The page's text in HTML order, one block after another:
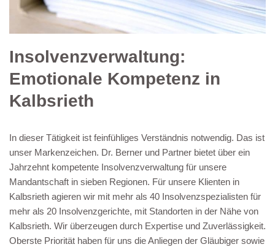
Insolvenzverwaltung:
Emotionale Kompetenz in
Kalbsrieth
In dieser Tätigkeit ist feinfühliges Verständnis notwendig. Das ist
unser Markenzeichen. Dr. Berner und Partner bietet über ein
Jahrzehnt kompetente Insolvenzverwaltung für unsere
Mandantschaft in sieben Regionen. Für unsere Klienten in
Kalbsrieth agieren wir mit mehr als 40 Insolvenzspezialisten für
mehr als 20 Insolvenzgerichte, mit Standorten in der Nähe von
Kalbsrieth. Wir überzeugen durch Expertise und Zuverlässigkeit.
Oberste Priorität haben für uns die Anliegen der Gläubiger sowie